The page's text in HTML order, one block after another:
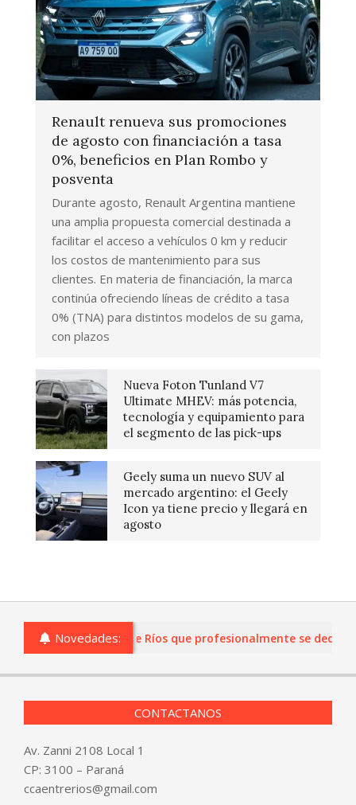
Renault renueva sus promociones
de agosto con financiación a tasa
0%, beneficios en Plan Rombo y
posventa
Durante agosto, Renault Argentina mantiene
una amplia propuesta comercial destinada a
facilitar el acceso a vehículos 0 km y reducir
los costos de mantenimiento para sus
clientes. En materia de financiación, la marca
continúa ofreciendo líneas de crédito a tasa
0% (TNA) para distintos modelos de su gama,
con plazos
Nueva Foton Tunland V7
Ultimate MHEV: más potencia,
tecnología y equipamiento para
el segmento de las pick-ups
Geely suma un nuevo SUV al
mercado argentino: el Geely
Icon ya tiene precio y llegará en
agosto
Novedades:
o comercios de Entre Ríos que profesionalmente se
CONTACTANOS
Av. Zanni 2108 Local 1
CP: 3100 – Paraná
ccaentrerios@gmail.com